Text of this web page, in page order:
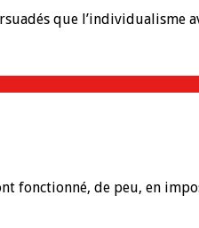
que
fonctionné, de peu, en